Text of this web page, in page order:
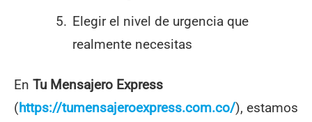
Elegir el nivel de urgencia que
realmente necesitas
En Tu Mensajero Express
(https://tumensajeroexpress.com.co/), estamos